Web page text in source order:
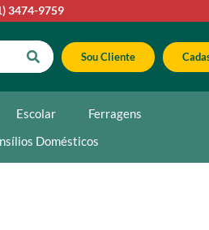
3474-9759
Sou Cliente
Escolar
Ferragens
Domésticos